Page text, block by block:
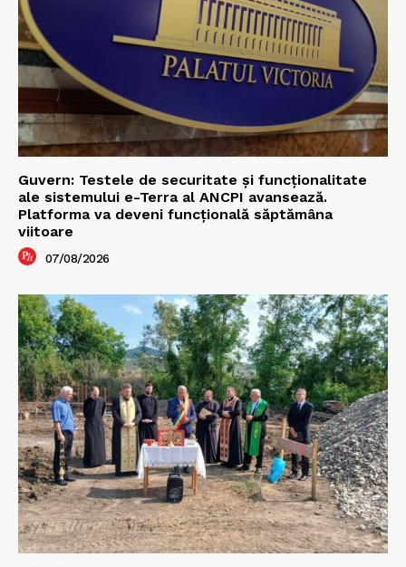
Guvern: Testele de securitate și funcționalitate
ale sistemului e-Terra al ANCPI avansează.
Platforma va deveni funcțională săptămâna
viitoare
07/08/2026